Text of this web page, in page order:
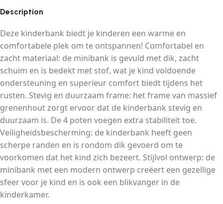
Description
Deze kinderbank biedt je kinderen een warme en
comfortabele plek om te ontspannen! Comfortabel en
zacht materiaal: de minibank is gevuld met dik, zacht
schuim en is bedekt met stof, wat je kind voldoende
ondersteuning en superieur comfort biedt tijdens het
rusten. Stevig en duurzaam frame: het frame van massief
grenenhout zorgt ervoor dat de kinderbank stevig en
duurzaam is. De 4 poten voegen extra stabiliteit toe.
Veiligheidsbescherming: de kinderbank heeft geen
scherpe randen en is rondom dik gevoerd om te
voorkomen dat het kind zich bezeert. Stijlvol ontwerp: de
minibank met een modern ontwerp creëert een gezellige
sfeer voor je kind en is ook een blikvanger in de
kinderkamer.